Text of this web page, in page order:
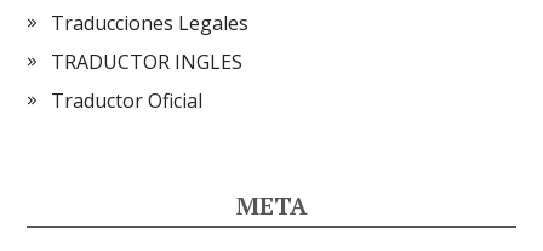
Traducciones Legales
TRADUCTOR INGLES
Traductor Oficial
META